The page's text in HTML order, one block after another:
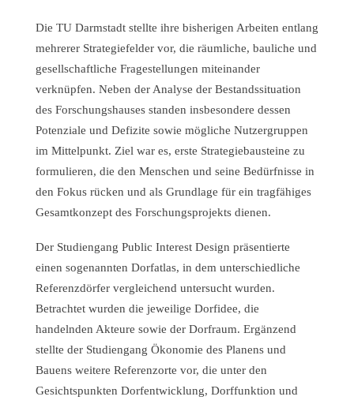
Die TU Darmstadt stellte ihre bisherigen Arbeiten entlang
mehrerer Strategiefelder vor, die räumliche, bauliche und
gesellschaftliche Fragestellungen miteinander
verknüpfen. Neben der Analyse der Bestandssituation
des Forschungshauses standen insbesondere dessen
Potenziale und Defizite sowie mögliche Nutzergruppen
im Mittelpunkt. Ziel war es, erste Strategiebausteine zu
formulieren, die den Menschen und seine Bedürfnisse in
den Fokus rücken und als Grundlage für ein tragfähiges
Gesamtkonzept des Forschungsprojekts dienen.
Der Studiengang Public Interest Design präsentierte
einen sogenannten Dorfatlas, in dem unterschiedliche
Referenzdörfer vergleichend untersucht wurden.
Betrachtet wurden die jeweilige Dorfidee, die
handelnden Akteure sowie der Dorfraum. Ergänzend
stellte der Studiengang Ökonomie des Planens und
Bauens weitere Referenzorte vor, die unter den
Gesichtspunkten Dorfentwicklung, Dorffunktion und